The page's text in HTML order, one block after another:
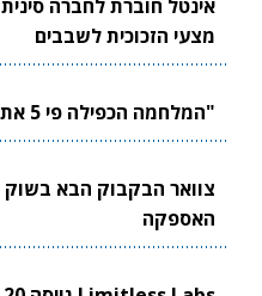
אינטל חוברת לחברה
מצעי הזכוכית לשבבים
"המלחמה הכפילה פי 5 את שוק הייצור המיידי"
האספקה